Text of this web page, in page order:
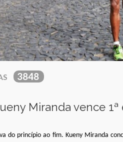
3848
Miranda vence
do princípio ao fim. Kueny Miranda